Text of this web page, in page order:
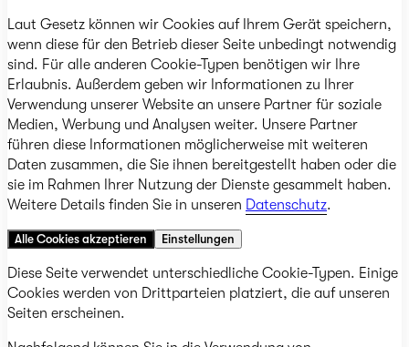
Laut Gesetz können wir Cookies auf Ihrem Gerät speichern,
wenn diese für den Betrieb dieser Seite unbedingt notwendig
sind. Für alle anderen Cookie-Typen benötigen wir Ihre
Erlaubnis. Außerdem geben wir Informationen zu Ihrer
Verwendung unserer Website an unsere Partner für soziale
Medien, Werbung und Analysen weiter. Unsere Partner
führen diese Informationen möglicherweise mit weiteren
Daten zusammen, die Sie ihnen bereitgestellt haben oder die
sie im Rahmen Ihrer Nutzung der Dienste gesammelt haben.
Weitere Details finden Sie in unseren Datenschutz.
Alle Cookies akzeptieren Einstellungen
Diese Seite verwendet unterschiedliche Cookie-Typen. Einige
Cookies werden von Drittparteien platziert, die auf unseren
Seiten erscheinen.